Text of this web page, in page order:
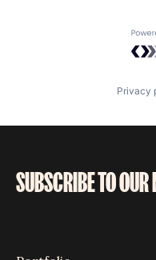
Privacy
SUBSCRIBE TO OUR